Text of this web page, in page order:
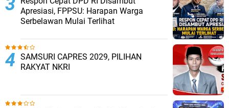
Apresiasi, FPPSU: Harapan Warga
Serbelawan Mulai Terlihat
SAMSURI CAPRES 2029, PILIHAN
RAKYAT NKRI